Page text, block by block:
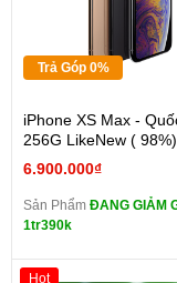
Trả Góp 0%
iPhone XS Max -
256G LikeNew ( 98%)
6.900.000₫
Sản Phẩm ĐANG GIẢM
1tr390k
Hot